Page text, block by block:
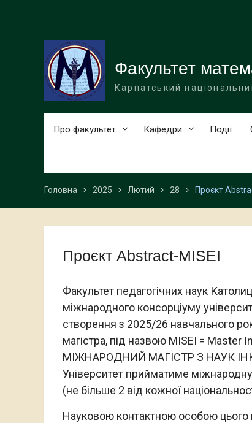
Факультет
Карпатський
Про факультет Кафедри Події
Головна 2025 Лютий 28 Проєкт
Проєкт Abstract-MISEI
Факультет педагогічних наук
міжнародного консорціуму
створення з 2025/26 навчального
магістра, під назвою MISEI =
МІЖНАРОДНИЙ МАГІСТР З НАУК
Університет прийматиме міжнародну
(не більше 2 від кожної
Науковою контактною особою цього